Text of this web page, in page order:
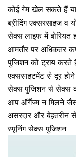
कोई गेम खेल सकते हैं
ब्रीदिंग एक्सरसाइज व
सेक्स लाइफ में बोरियत
आमतौर पर अधिकतर
पुजिशन को ट्राय
एक्ससाइटमेंट से दूर
सेक्स पुजिशन से सेक्स
आप ऑर्गैज्म न मिलने
असरदार और बेहतरीन
स्पूनिंग सेक्स पुजिशन